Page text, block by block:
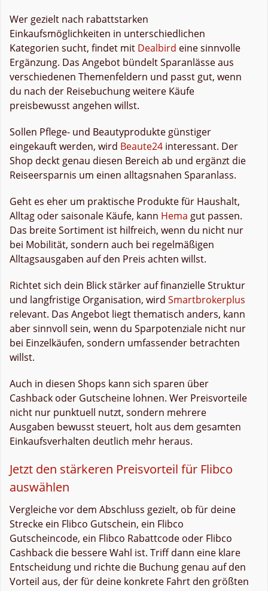
Wer gezielt nach rabattstarken
Einkaufsmöglichkeiten in unterschiedlichen
Kategorien sucht, findet mit Dealbird eine sinnvolle
Ergänzung. Das Angebot bündelt Sparanlässe aus
verschiedenen Themenfeldern und passt gut, wenn
du nach der Reisebuchung weitere Käufe
preisbewusst angehen willst.
Sollen Pflege- und Beautyprodukte günstiger
eingekauft werden, wird Beaute24 interessant. Der
Shop deckt genau diesen Bereich ab und ergänzt die
Reiseersparnis um einen alltagsnahen Sparanlass.
Geht es eher um praktische Produkte für Haushalt,
Alltag oder saisonale Käufe, kann Hema gut passen.
Das breite Sortiment ist hilfreich, wenn du nicht nur
bei Mobilität, sondern auch bei regelmäßigen
Alltagsausgaben auf den Preis achten willst.
Richtet sich dein Blick stärker auf finanzielle Struktur
und langfristige Organisation, wird Smartbrokerplus
relevant. Das Angebot liegt thematisch anders, kann
aber sinnvoll sein, wenn du Sparpotenziale nicht nur
bei Einzelkäufen, sondern umfassender betrachten
willst.
Auch in diesen Shops kann sich sparen über
Cashback oder Gutscheine lohnen. Wer Preisvorteile
nicht nur punktuell nutzt, sondern mehrere
Ausgaben bewusst steuert, holt aus dem gesamten
Einkaufsverhalten deutlich mehr heraus.
Jetzt den stärkeren Preisvorteil für Flibco
auswählen
Vergleiche vor dem Abschluss gezielt, ob für deine
Strecke ein Flibco Gutschein, ein Flibco
Gutscheincode, ein Flibco Rabattcode oder Flibco
Cashback die bessere Wahl ist. Triff dann eine klare
Entscheidung und richte die Buchung genau auf den
Vorteil aus, der für deine konkrete Fahrt den größten